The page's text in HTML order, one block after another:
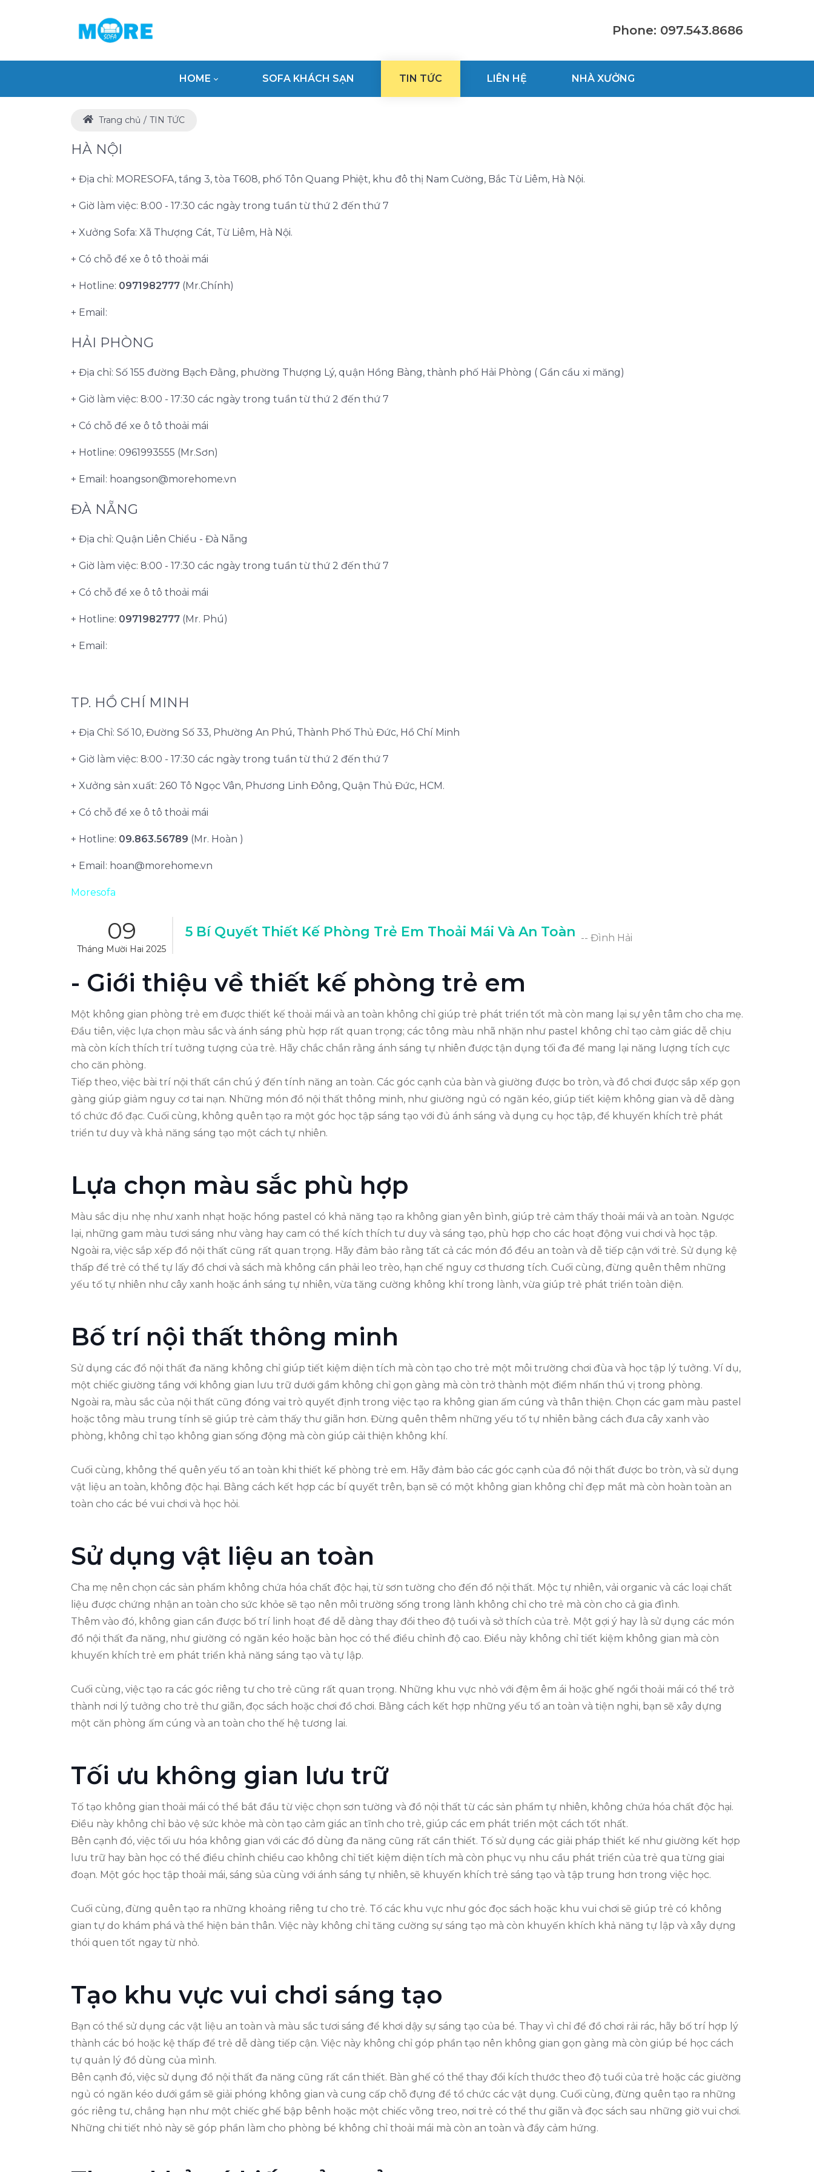
Phone: 097.543.8686
HOME SOFA KHÁCH SẠN TIN TỨC LIÊN HỆ NHÀ XƯỞNG
Trang chủ TIN TỨC
HÀ NỘI
+ Địa chỉ: MORESOFA, tầng 3, tòa T608, phố Tôn Quang Phiệt, khu đô thị Nam Cường, Bắc Từ Liêm, Hà Nội.
+ Giờ làm việc: 8:00 - 17:30 các ngày trong tuần từ thứ 2 đến thứ 7
+ Xưởng Sofa: Xã Thượng Cát, Từ Liêm, Hà Nội.
+ Có chỗ để xe ô tô thoải mái
+ Hotline: 0971982777 (Mr.Chính)
+ Email:
HẢI PHÒNG
+ Địa chỉ: Số 155 đường Bạch Đằng, phường Thượng Lý, quận Hồng Bàng, thành phố Hải Phòng ( Gần cầu xi măng)
+ Giờ làm việc: 8:00 - 17:30 các ngày trong tuần từ thứ 2 đến thứ 7
+ Có chỗ để xe ô tô thoải mái
+ Hotline: 0961993555 (Mr.Sơn)
+ Email: hoangson@morehome.vn
ĐÀ NẴNG
+ Địa chỉ: Quận Liên Chiểu - Đà Nẵng
+ Giờ làm việc: 8:00 - 17:30 các ngày trong tuần từ thứ 2 đến thứ 7
+ Có chỗ để xe ô tô thoải mái
+ Hotline: 0971982777 (Mr. Phú)
+ Email:
TP. HỒ CHÍ MINH
+ Địa Chỉ: Số 10, Đường Số 33, Phường An Phú, Thành Phố Thủ Đức, Hồ Chí Minh
+ Giờ làm việc: 8:00 - 17:30 các ngày trong tuần từ thứ 2 đến thứ 7
+ Xưởng sản xuất: 260 Tô Ngọc Vân, Phương Linh Đông, Quận Thủ Đức, HCM.
+ Có chỗ để xe ô tô thoải mái
+ Hotline: 09.863.56789 (Mr. Hoàn )
+ Email: hoan@morehome.vn
Moresofa
09
Tháng Mười Hai 2025
5 Bí Quyết Thiết Kế Phòng Trẻ Em Thoải Mái Và An Toàn -- Đình Hải
- Giới thiệu về thiết kế phòng trẻ em
Một không gian phòng trẻ em được thiết kế thoải mái và an toàn không chỉ giúp trẻ phát triển tốt mà còn mang lại sự yên tâm cho cha mẹ.
Đầu tiên, việc lựa chọn màu sắc và ánh sáng phù hợp rất quan trọng; các tông màu nhã nhặn như pastel không chỉ tạo cảm giác dễ chịu
mà còn kích thích trí tưởng tượng của trẻ. Hãy chắc chắn rằng ánh sáng tự nhiên được tận dụng tối đa để mang lại năng lượng tích cực
cho căn phòng.
Tiếp theo, việc bài trí nội thất cần chú ý đến tính năng an toàn. Các góc cạnh của bàn và giường được bo tròn, và đồ chơi được sắp xếp gọn
gàng giúp giảm nguy cơ tai nạn. Những món đồ nội thất thông minh, như giường ngủ có ngăn kéo, giúp tiết kiệm không gian và dễ dàng
tổ chức đồ đạc. Cuối cùng, không quên tạo ra một góc học tập sáng tạo với đủ ánh sáng và dụng cụ học tập, để khuyến khích trẻ phát
triển tư duy và khả năng sáng tạo một cách tự nhiên.
Lựa chọn màu sắc phù hợp
Màu sắc dịu nhẹ như xanh nhạt hoặc hồng pastel có khả năng tạo ra không gian yên bình, giúp trẻ cảm thấy thoải mái và an toàn. Ngược
lại, những gam màu tươi sáng như vàng hay cam có thể kích thích tư duy và sáng tạo, phù hợp cho các hoạt động vui chơi và học tập.
Ngoài ra, việc sắp xếp đồ nội thất cũng rất quan trọng. Hãy đảm bảo rằng tất cả các món đồ đều an toàn và dễ tiếp cận với trẻ. Sử dụng kệ
thấp để trẻ có thể tự lấy đồ chơi và sách mà không cần phải leo trèo, hạn chế nguy cơ thương tích. Cuối cùng, đừng quên thêm những
yếu tố tự nhiên như cây xanh hoặc ánh sáng tự nhiên, vừa tăng cường không khí trong lành, vừa giúp trẻ phát triển toàn diện.
Bố trí nội thất thông minh
Sử dụng các đồ nội thất đa năng không chỉ giúp tiết kiệm diện tích mà còn tạo cho trẻ một môi trường chơi đùa và học tập lý tưởng. Ví dụ,
một chiếc giường tầng với không gian lưu trữ dưới gầm không chỉ gọn gàng mà còn trở thành một điểm nhấn thú vị trong phòng.
Ngoài ra, màu sắc của nội thất cũng đóng vai trò quyết định trong việc tạo ra không gian ấm cúng và thân thiện. Chọn các gam màu pastel
hoặc tông màu trung tính sẽ giúp trẻ cảm thấy thư giãn hơn. Đừng quên thêm những yếu tố tự nhiên bằng cách đưa cây xanh vào
phòng, không chỉ tạo không gian sống động mà còn giúp cải thiện không khí.
Cuối cùng, không thể quên yếu tố an toàn khi thiết kế phòng trẻ em. Hãy đảm bảo các góc cạnh của đồ nội thất được bo tròn, và sử dụng
vật liệu an toàn, không độc hại. Bằng cách kết hợp các bí quyết trên, bạn sẽ có một không gian không chỉ đẹp mắt mà còn hoàn toàn an
toàn cho các bé vui chơi và học hỏi.
Sử dụng vật liệu an toàn
Cha mẹ nên chọn các sản phẩm không chứa hóa chất độc hại, từ sơn tường cho đến đồ nội thất. Mộc tự nhiên, vải organic và các loại chất
liệu được chứng nhận an toàn cho sức khỏe sẽ tạo nên môi trường sống trong lành không chỉ cho trẻ mà còn cho cả gia đình.
Thêm vào đó, không gian cần được bố trí linh hoạt để dễ dàng thay đổi theo độ tuổi và sở thích của trẻ. Một gợi ý hay là sử dụng các món
đồ nội thất đa năng, như giường có ngăn kéo hoặc bàn học có thể điều chỉnh độ cao. Điều này không chỉ tiết kiệm không gian mà còn
khuyến khích trẻ em phát triển khả năng sáng tạo và tự lập.
Cuối cùng, việc tạo ra các góc riêng tư cho trẻ cũng rất quan trọng. Những khu vực nhỏ với đệm êm ái hoặc ghế ngồi thoải mái có thể trở
thành nơi lý tưởng cho trẻ thư giãn, đọc sách hoặc chơi đồ chơi. Bằng cách kết hợp những yếu tố an toàn và tiện nghi, bạn sẽ xây dựng
một căn phòng ấm cúng và an toàn cho thế hệ tương lai.
Tối ưu không gian lưu trữ
Tố tạo không gian thoải mái có thể bắt đầu từ việc chọn sơn tường và đồ nội thất từ các sản phẩm tự nhiên, không chứa hóa chất độc hại.
Điều này không chỉ bảo vệ sức khỏe mà còn tạo cảm giác an tĩnh cho trẻ, giúp các em phát triển một cách tốt nhất.
Bên cạnh đó, việc tối ưu hóa không gian với các đồ dùng đa năng cũng rất cần thiết. Tố sử dụng các giải pháp thiết kế như giường kết hợp
lưu trữ hay bàn học có thể điều chỉnh chiều cao không chỉ tiết kiệm diện tích mà còn phục vụ nhu cầu phát triển của trẻ qua từng giai
đoạn. Một góc học tập thoải mái, sáng sủa cùng với ánh sáng tự nhiên, sẽ khuyến khích trẻ sáng tạo và tập trung hơn trong việc học.
Cuối cùng, đừng quên tạo ra những khoảng riêng tư cho trẻ. Tố các khu vực như góc đọc sách hoặc khu vui chơi sẽ giúp trẻ có không
gian tự do khám phá và thể hiện bản thân. Việc này không chỉ tăng cường sự sáng tạo mà còn khuyến khích khả năng tự lập và xây dựng
thói quen tốt ngay từ nhỏ.
Tạo khu vực vui chơi sáng tạo
Bạn có thể sử dụng các vật liệu an toàn và màu sắc tươi sáng để khơi dậy sự sáng tạo của bé. Thay vì chỉ để đồ chơi rải rác, hãy bố trí hợp lý
thành các bó hoặc kệ thấp để trẻ dễ dàng tiếp cận. Việc này không chỉ góp phần tạo nên không gian gọn gàng mà còn giúp bé học cách
tự quản lý đồ dùng của mình.
Bên cạnh đó, việc sử dụng đồ nội thất đa năng cũng rất cần thiết. Bàn ghế có thể thay đổi kích thước theo độ tuổi của trẻ hoặc các giường
ngủ có ngăn kéo dưới gầm sẽ giải phóng không gian và cung cấp chỗ đựng để tổ chức các vật dụng. Cuối cùng, đừng quên tạo ra những
góc riêng tư, chẳng hạn như một chiếc ghế bập bênh hoặc một chiếc võng treo, nơi trẻ có thể thư giãn và đọc sách sau những giờ vui chơi.
Những chi tiết nhỏ này sẽ góp phần làm cho phòng bé không chỉ thoải mái mà còn an toàn và đầy cảm hứng.